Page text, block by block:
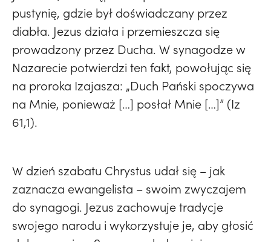
pustynię, gdzie był doświadczany przez
diabła. Jezus działa i przemieszcza się
prowadzony przez Ducha. W synagodze w
Nazarecie potwierdzi ten fakt, powołując się
na proroka Izajasza: „Duch Pański spoczywa
na Mnie, ponieważ […] posłał Mnie […]” (Iz
61,1).
W dzień szabatu Chrystus udał się – jak
zaznacza ewangelista – swoim zwyczajem
do synagogi. Jezus zachowuje tradycje
swojego narodu i wykorzystuje je, aby głosić